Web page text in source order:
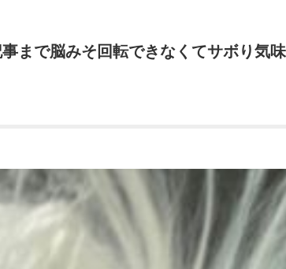
で脳みそ回転できなくてサボり気